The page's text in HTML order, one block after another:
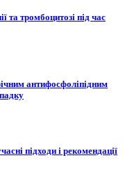
та тромбоцитозі під час
антифосфоліпідним
підходи і рекомендації